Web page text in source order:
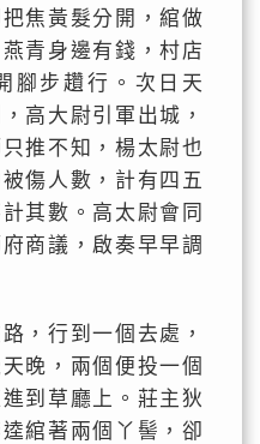
焦黃髮分開，綰做
青身邊有錢，村店
腳步趲行。次日天
高大尉引軍出城，
推不知，楊太尉也
傷人數，計有四五
其數。高太尉會同
商議，啟奏早早調
，行到一個去處，
晚，兩個便投一個
到草廳上。莊主狄
綰著兩個丫髻，卻